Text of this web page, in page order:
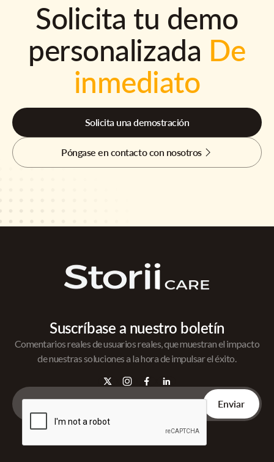
Solicita tu demo
personalizada De
inmediato
Solicita una demostración
Póngase en contacto con nosotros
Suscríbase a nuestro boletín
Comentarios reales de usuarios reales, que muestran el impacto
de nuestras soluciones a la hora de impulsar el éxito.